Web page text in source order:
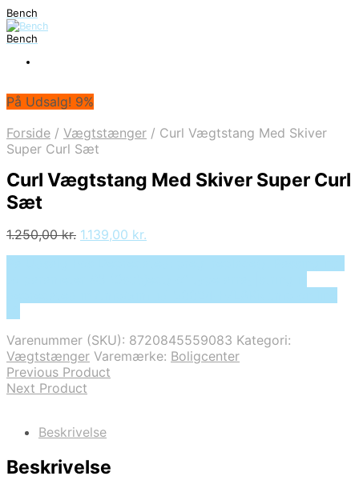
Bench
Bench
På Udsalg! 9%
Forside / Vægtstænger / Curl Vægtstang Med Skiver
Super Curl Sæt
Curl Vægtstang Med Skiver Super Curl
Sæt
1.250,00kr. Den
1.139,00 kr.
Varenummer (SKU): 8720845559083 Kategori:
Vægtstænger Varemærke: Boligcenter
Previous Product
Next Product
Beskrivelse
Beskrivelse